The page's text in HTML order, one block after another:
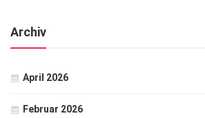
Archiv
April 2026
Februar 2026